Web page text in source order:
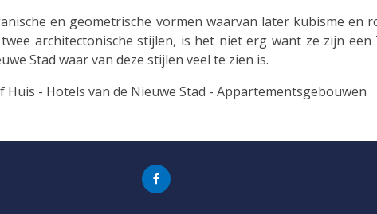
en geometrische vormen waarvan later kubisme en
architectonische stijlen, is het niet erg want ze zijn een
Stad waar van deze stijlen veel te zien is.
- Hotels van de Nieuwe Stad - Appartementsgebouwen